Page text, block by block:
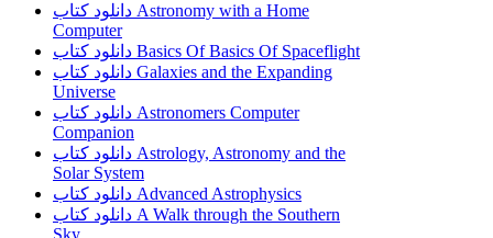
دانلود کتاب Astronomy with a Home
Computer
دانلود کتاب Basics Of Basics Of Spaceflight
دانلود کتاب Galaxies and the Expanding
Universe
دانلود کتاب Astronomers Computer
Companion
دانلود کتاب Astrology, Astronomy and the
Solar System
دانلود کتاب Advanced Astrophysics
دانلود کتاب A Walk through the Southern